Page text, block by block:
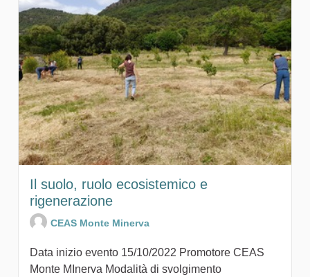
Il suolo, ruolo ecosistemico e
rigenerazione
CEAS Monte Minerva
Data inizio evento 15/10/2022 Promotore CEAS
Monte MInerva Modalità di svolgimento